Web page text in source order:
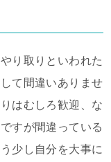
り取りといわれた
て間違いありませ
はむしろ歓迎、な
すが間違っている
少し自分を大事に